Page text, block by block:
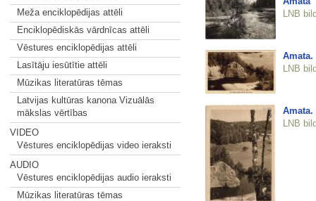
Meža enciklopēdijas attēli
Enciklopēdiskās vārdnīcas attēli
Vēstures enciklopēdijas attēli
Lasītāju iesūtītie attēli
Mūzikas literatūras tēmas
Latvijas kultūras kanona Vizuālās
mākslas vērtības
VIDEO
Vēstures enciklopēdijas video ieraksti
AUDIO
Vēstures enciklopēdijas audio ieraksti
Mūzikas literatūras tēmas
LNB
Amata.
LNB
Amata.
LNB